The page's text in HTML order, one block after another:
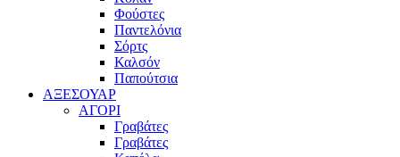
Φούστες
Παντελόνια
Σόρτς
Καλσόν
Παπούτσια
ΑΞΕΣΟΥΑΡ
ΑΓΟΡΙ
Γραβάτες
Γραβάτες